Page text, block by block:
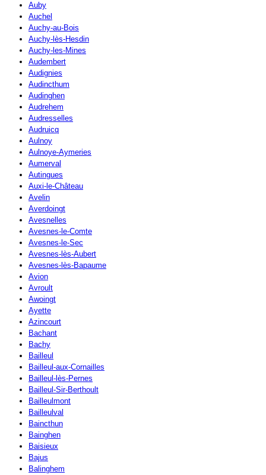
Auby
Auchel
Auchy-au-Bois
Auchy-lès-Hesdin
Auchy-les-Mines
Audembert
Audignies
Audincthum
Audinghen
Audrehem
Audresselles
Audruicq
Aulnoy
Aulnoye-Aymeries
Aumerval
Autingues
Auxi-le-Château
Avelin
Averdoingt
Avesnelles
Avesnes-le-Comte
Avesnes-le-Sec
Avesnes-lès-Aubert
Avesnes-lès-Bapaume
Avion
Avroult
Awoingt
Ayette
Azincourt
Bachant
Bachy
Bailleul
Bailleul-aux-Cornailles
Bailleul-lès-Pernes
Bailleul-Sir-Berthoult
Bailleulmont
Bailleulval
Baincthun
Bainghen
Baisieux
Bajus
Balinghem